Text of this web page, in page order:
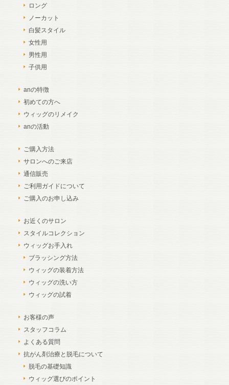
ロング
ノーカット
白髪スタイル
女性用
男性用
子供用
anの特徴
初めての方へ
ウィッグのリメイク
anの活動
ご購入方法
サロンへのご来店
通信販売
ご利用ガイドについて
ご購入のお申し込み
お近くのサロン
スタイルコレクション
ウィッグお手入れ
ブラッシング方法
ウィッグの装着方法
ウィッグの洗い方
ウィッグの試着
お客様の声
スタッフコラム
よくある質問
抗がん剤治療と脱毛について
脱毛の基礎知識
ウィッグ選びのポイント